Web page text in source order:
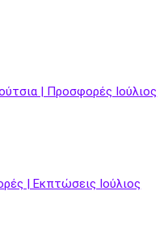
| Προσφορές Ιούλιος
| Εκπτώσεις Ιούλιος